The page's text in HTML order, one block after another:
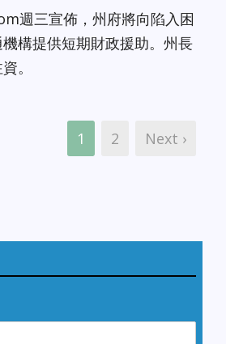
週三宣佈，州府將向陷入困
構提供短期財政援助。州長
。
1 2 Next ›